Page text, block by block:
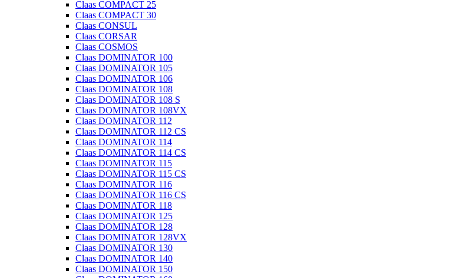
Claas COMPACT 25
Claas COMPACT 30
Claas CONSUL
Claas CORSAR
Claas COSMOS
Claas DOMINATOR 100
Claas DOMINATOR 105
Claas DOMINATOR 106
Claas DOMINATOR 108
Claas DOMINATOR 108 S
Claas DOMINATOR 108VX
Claas DOMINATOR 112
Claas DOMINATOR 112 CS
Claas DOMINATOR 114
Claas DOMINATOR 114 CS
Claas DOMINATOR 115
Claas DOMINATOR 115 CS
Claas DOMINATOR 116
Claas DOMINATOR 116 CS
Claas DOMINATOR 118
Claas DOMINATOR 125
Claas DOMINATOR 128
Claas DOMINATOR 128VX
Claas DOMINATOR 130
Claas DOMINATOR 140
Claas DOMINATOR 150